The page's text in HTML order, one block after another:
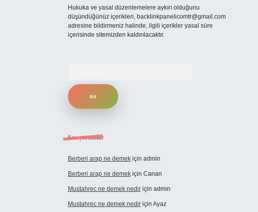
Hukuka ve yasal düzenlemelere aykırı olduğunu
düşündüğünüz içerikleri, backlinkpanelicomtr@gmail.com
adresine bildirmeniz halinde, ilgili içerikler yasal süre
içerisinde sitemizden kaldırılacaktır.
Son yorumlar
Berberi arap ne demekiçin admin
Berberi arap ne demekiçin Canan
Mustahrec ne demek nediriçin admin
Mustahrec ne demek nediriçin Ayaz